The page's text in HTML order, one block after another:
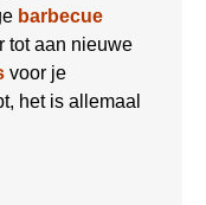
barbecue
tot aan nieuwe
voor je
het is allemaal